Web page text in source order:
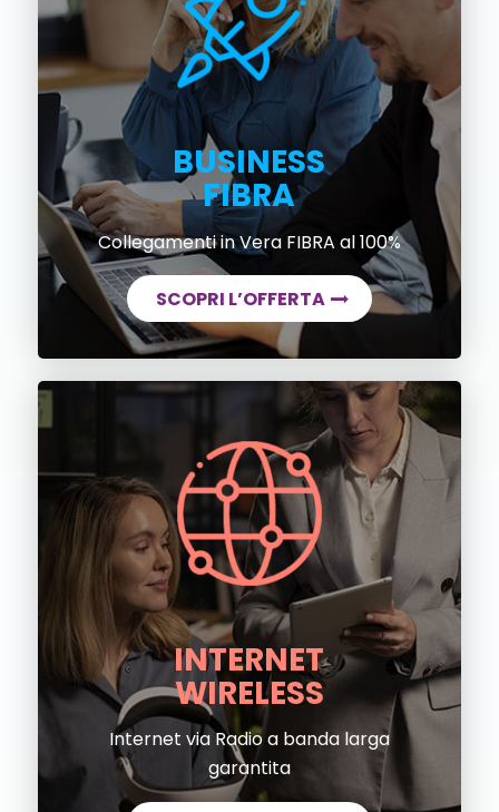
BUSINESS
FIBRA
Collegamenti in Vera FIBRA al 100%
SCOPRI L’OFFERTA
INTERNET
WIRELESS
Internet via Radio a banda larga
garantita